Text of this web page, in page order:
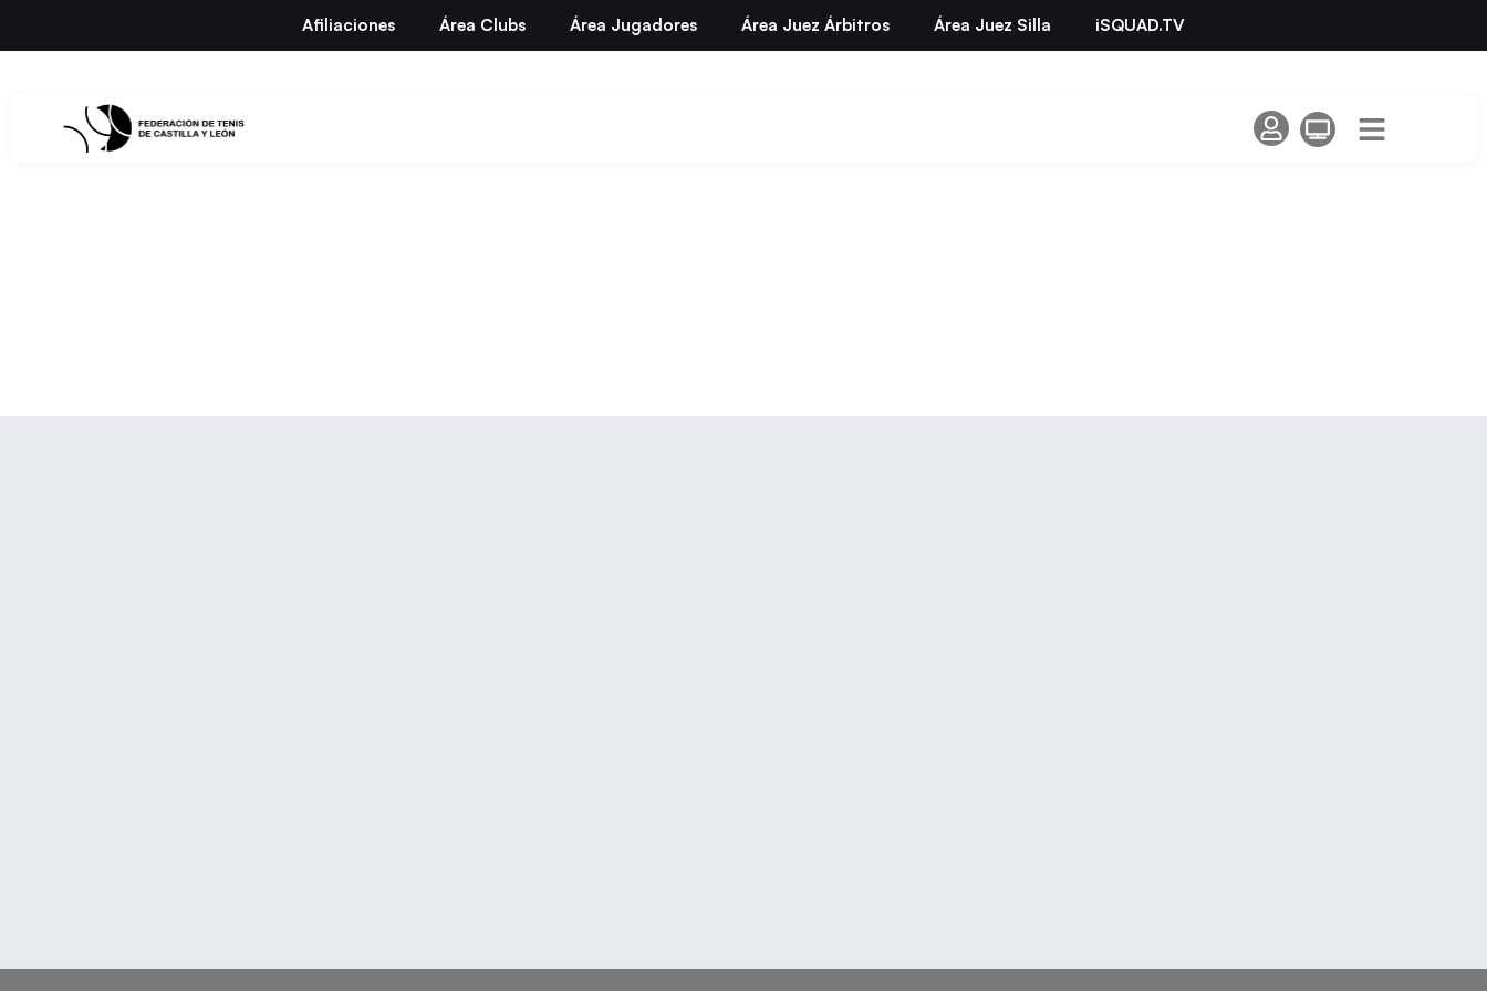
Afiliaciones Área Clubs Área Jugadores Área Juez Árbitros Área Juez Silla iSQUAD.TV